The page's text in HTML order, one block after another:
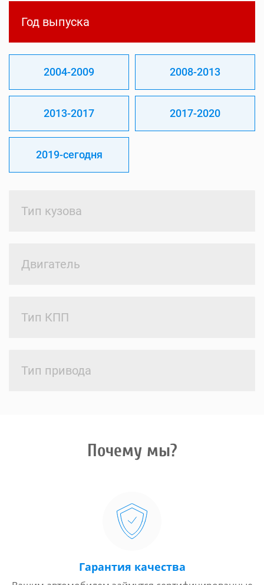
Год выпуска
2004-2009 2008-2013
2013-2017 2017-2020
2019-сегодня
Тип кузова
Двигатель
Тип КПП
Тип привода
Почему мы?
Гарантия качества